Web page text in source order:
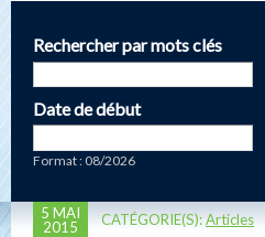
Rechercher par mots clés
Date de début
Format : 08/2026
5 MAI
2015
CATÉGORIE(S):Articles